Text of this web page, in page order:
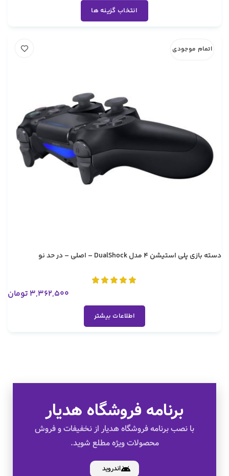
انتخاب گزینه ها
اتمام موجودی
دسته بازی پلی استیشن 4 مدل DualShock – اصلی – در حد نو
3,362,500 تومان
اطلاعات بیشتر
برنامه فروشگاه هدیار
با نصب برنامه فروشگاه هدیار از نخفیفات و فروش
محصولات ویژه مطلع شوید.
اندروید
تخفیف های ویژه
کالای اصل